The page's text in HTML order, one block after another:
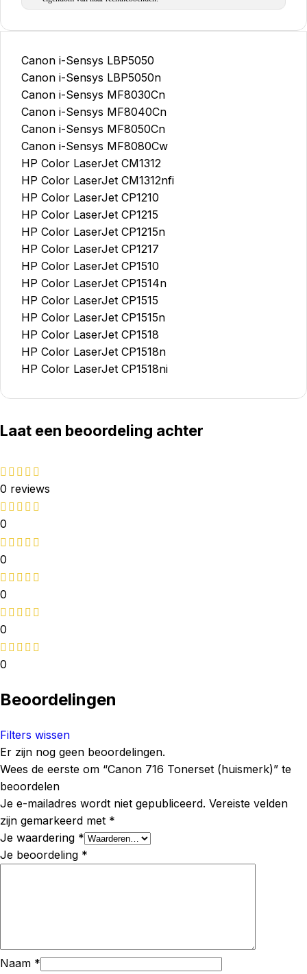
Canon i-Sensys LBP5050
Canon i-Sensys LBP5050n
Canon i-Sensys MF8030Cn
Canon i-Sensys MF8040Cn
Canon i-Sensys MF8050Cn
Canon i-Sensys MF8080Cw
HP Color LaserJet CM1312
HP Color LaserJet CM1312nfi
HP Color LaserJet CP1210
HP Color LaserJet CP1215
HP Color LaserJet CP1215n
HP Color LaserJet CP1217
HP Color LaserJet CP1510
HP Color LaserJet CP1514n
HP Color LaserJet CP1515
HP Color LaserJet CP1515n
HP Color LaserJet CP1518
HP Color LaserJet CP1518n
HP Color LaserJet CP1518ni
Laat een beoordeling achter
0 reviews
0
0
0
0
0
Beoordelingen
Filters wissen
Er zijn nog geen beoordelingen.
Wees de eerste om “Canon 716 Tonerset (huismerk)” te
beoordelen
Je e-mailadres wordt niet gepubliceerd. Vereiste velden
zijn gemarkeerd met *
Je waardering *
Je beoordeling *
Naam *